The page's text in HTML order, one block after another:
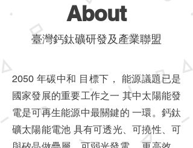
About
臺灣鈣鈦礦研發及產業聯盟
2050 年碳中和 目標下， 能源議題已是
國家發展的重要工作之一 其中太陽能發
電是可再生能源中最關鍵的 一環。鈣鈦
礦太陽能電池 具有可透光、可撓性、可